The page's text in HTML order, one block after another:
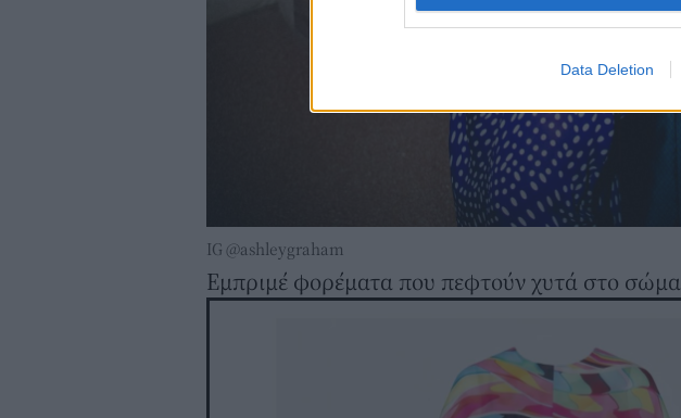
Data Deletion
IG @ashleygraham
Εμπριμέ φορέματα που πεφτούν χυτά στο σώμα